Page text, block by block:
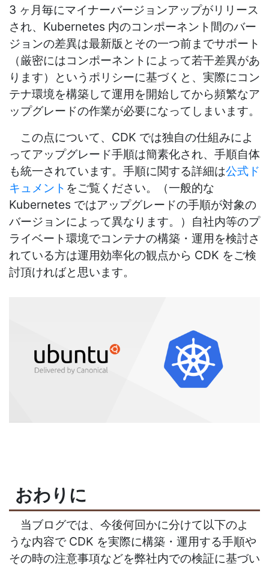
3 ヶ月毎にマイナーバージョンアップがリリース
され、Kubernetes 内のコンポーネント間のバー
ジョンの差異は最新版とその一つ前までサポート
（厳密にはコンポーネントによって若干差異があ
ります）というポリシーに基づくと、実際にコン
テナ環境を構築して運用を開始してから頻繁なア
ップグレードの作業が必要になってしまいます。
この点について、CDK では独自の仕組みによ
ってアップグレード手順は簡素化され、手順自体
も統一されています。手順に関する詳細は公式ド
キュメント をご覧ください。（一般的な
Kubernetes ではアップグレードの手順が対象の
バージョンによって異なります。）自社内等のプ
ライベート環境でコンテナの構築・運用を検討さ
れている方は運用効率化の観点から CDK をご検
討頂ければと思います。
おわりに
当ブログでは、今後何回かに分けて以下のよ
うな内容で CDK を実際に構築・運用する手順や
その時の注意事項などを弊社内での検証に基づい